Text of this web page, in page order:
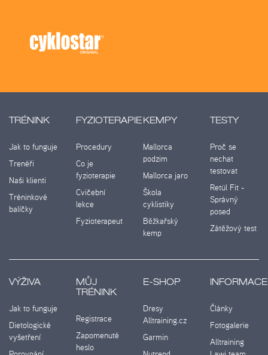
TRÉNINK
Jak to funguje
Trenéři
Naši klienti
Tréninkové
balíčky
FYZIOTERAPIE
Procedury
Co je
fyzioterapie
Cvičební
lekce
Fyzioterapeut
KEMPY
Mallorca
podzim
Mallorca jaro
Škola
cyklistiky
Běžkařský
kemp
TESTY
Proč se
nechat
testovat
Retül Fit -
Správný
posed
Zátěžový test
VÝŽIVA
Jak to funguje
Dietologické
vyšetření
MŮJ
TRÉNINK
Registrace
Zapomenuté
heslo
E-SHOP
Dresy
Alltraining.cz
Garmin
INFORMACE
Články
Fotogalerie
Alltraining